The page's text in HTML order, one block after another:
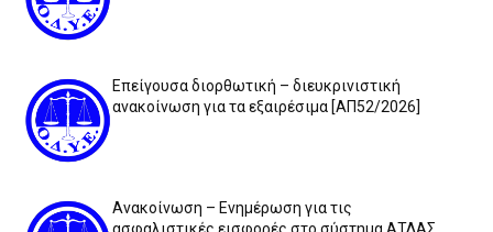
Επείγουσα διορθωτική – διευκρινιστική
ανακοίνωση για τα εξαιρέσιμα [ΑΠ52/2026]
Ανακοίνωση – Ενημέρωση για τις